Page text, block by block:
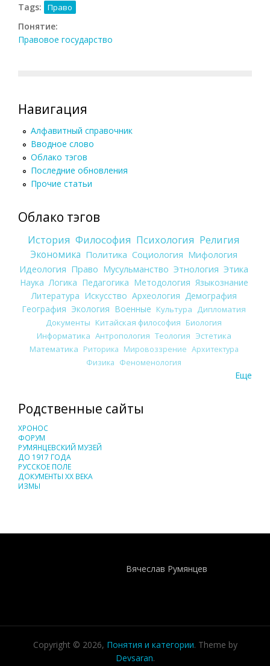
Tags: Право
Понятие:
Правовое государство
Навигация
Алфавитный справочник
Вводное слово
Облако тэгов
Последние обновления
Прочие статьи
Облако тэгов
История Философия Психология Религия
Экономика Политика Социология Мифология
Идеология Право Мусульманство Этнология Этика
Наука Логика Педагогика Методология Языкознание
Литература Искусство Археология Демография
География Экология Военные Культура
Дипломатия
Документы Китайская философия Биология
Информатика Антропология Теология Эстетика
Математика Риторика Мировоззрение Архитектура
Физика Феноменология
Еще
Родственные сайты
ХРОНОС
ФОРУМ
РУМЯНЦЕВСКИЙ МУЗЕЙ
ДО 1917 ГОДА
РУССКОЕ ПОЛЕ
ДОКУМЕНТЫ XX ВЕКА
ИЗМЫ
Вячеслав Румянцев
Copyright © 2026, Понятия и категории. Theme by
Devsaran.